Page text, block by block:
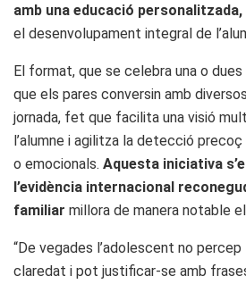
amb una educació personalitzada,
el desenvolupament integral de
El format, que se celebra una o dues
que els pares conversin amb
jornada, fet que facilita una visió
l’alumne i agilitza la detecció
o emocionals. Aquesta iniciativa
l’evidència internacional
familiar millora de manera notable
“De vegades l’adolescent no
claredat i pot justificar-se amb